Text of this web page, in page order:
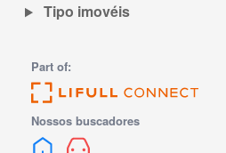
Tipo imovéis
Part of:
Nossos buscadores